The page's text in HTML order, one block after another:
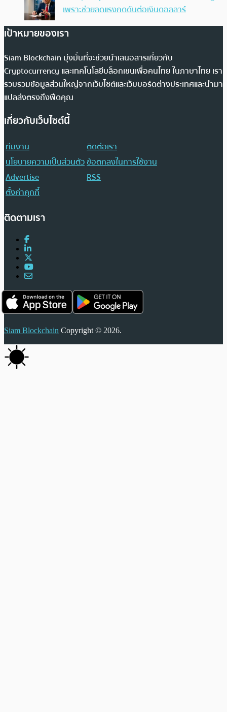
เพราะช่วยลดแรงกดดันต่อเงินดอลลาร์
เป้าหมายของเรา
Siam Blockchain มุ่งมั่นที่จะช่วยนำเสนอสารเกี่ยวกับ
Cryptocurrency และเทคโนโลยีบล็อกเชนเพื่อคนไทย ในภาษาไทย เรา
รวบรวมข้อมูลส่วนใหญ่จากเว็บไซต์และเว็บบอร์ดต่างประเทศและนำมา
แปลส่งตรงถึงฟีดคุณ
เกี่ยวกับเว็บไซต์นี้
ทีมงาน
ติดต่อเรา
นโยบายความเป็นส่วนตัวข้อตกลงในการใช้งาน
Advertise
RSS
ตั้งค่าคุกกี้
ติดตามเรา
Siam Blockchain Copyright © 2026.